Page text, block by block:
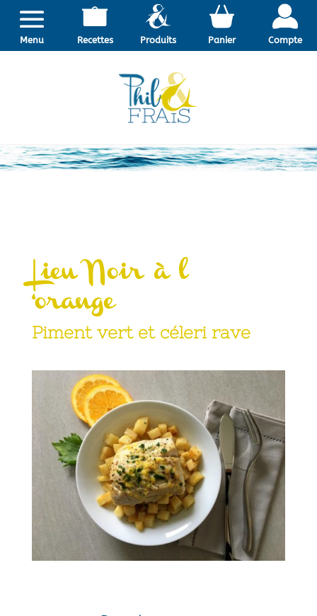
Menu Recettes Produits Panier Compte
Lieu Noir à l
‘orange
Piment vert et céleri rave